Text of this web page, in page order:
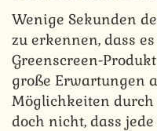
Wenige Sekunden
zu erkennen, dass
Greenscreen-
große Erwartungen
Möglichkeiten
doch nicht, dass